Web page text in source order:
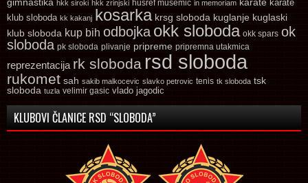
hkk siroki hkk zrinjski husref musemic in memoriam karate karate
klub sloboda kk kakanj kosarka krsg sloboda kuglanje kuglaski
klub sloboda kup bih odbojka okk sloboda okk spars ok
sloboda pk sloboda plivanje pripreme pripremna utakmica
reprezentacija rk sloboda rsd sloboda
rukomet sah sakib malkocevic slavko petrovic tenis tk sloboda tsk
sloboda tuzla velimir gasic vlado jagodic
KLUBOVI ČLANICE RSD “SLOBODA”